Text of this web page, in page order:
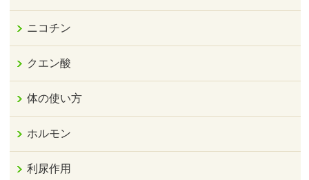
ニコチン
クエン酸
体の使い方
ホルモン
利尿作用